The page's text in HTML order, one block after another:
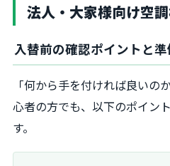
法人・大家様向け空
入替前の確認ポイントと準
「何から手を付ければ良い
心者の方でも、以下のポイン
す。